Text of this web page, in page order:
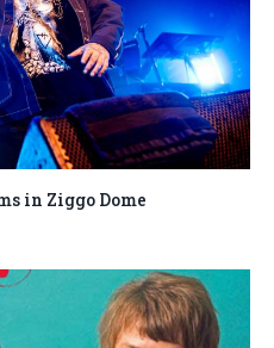
in Ziggo Dome